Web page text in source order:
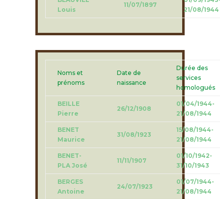
Louis
11/07/1897
21/08/1944
Noms et
prénoms
Date de
naissance
Durée des
services
homologués
BEILLE
Pierre
26/12/1908
01/04/1944-
21/08/1944
BENET
Maurice
31/08/1923
15/08/1944-
21/08/1944
BENET-
PLA José
11/11/1907
01/10/1942-
31/10/1943
BERGES
Antoine
24/07/1923
01/07/1944-
21/08/1944